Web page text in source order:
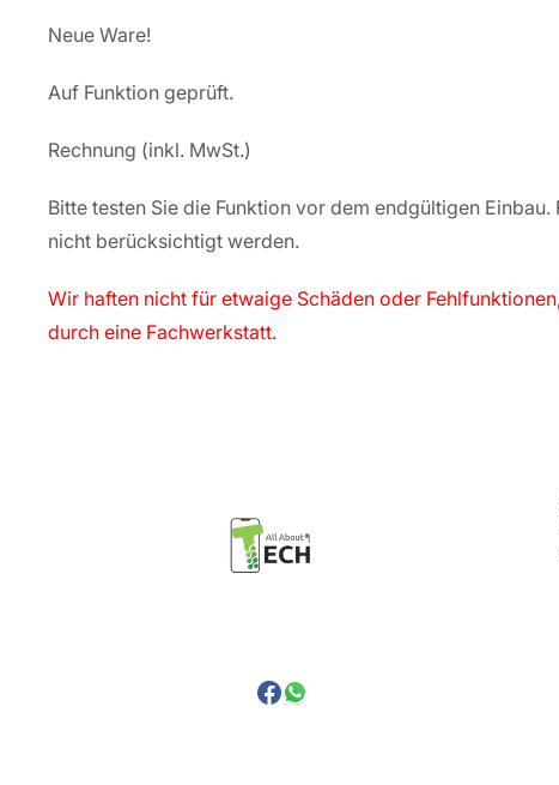
Neue Ware!
Auf Funktion geprüft.
Rechnung (inkl. MwSt.)
Bitte testen Sie die Funktion vor dem endgültigen
nicht berücksichtigt werden.
Wir haften nicht für etwaige Schäden oder
durch eine Fachwerkstatt.